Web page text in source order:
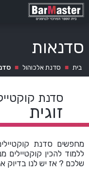
סדנאות
בית ■ סדנת אלכוהול ■
סדנת
זוגית
מחפשים סדנת
ללמוד להכין
שלכם ? אז יש לנו